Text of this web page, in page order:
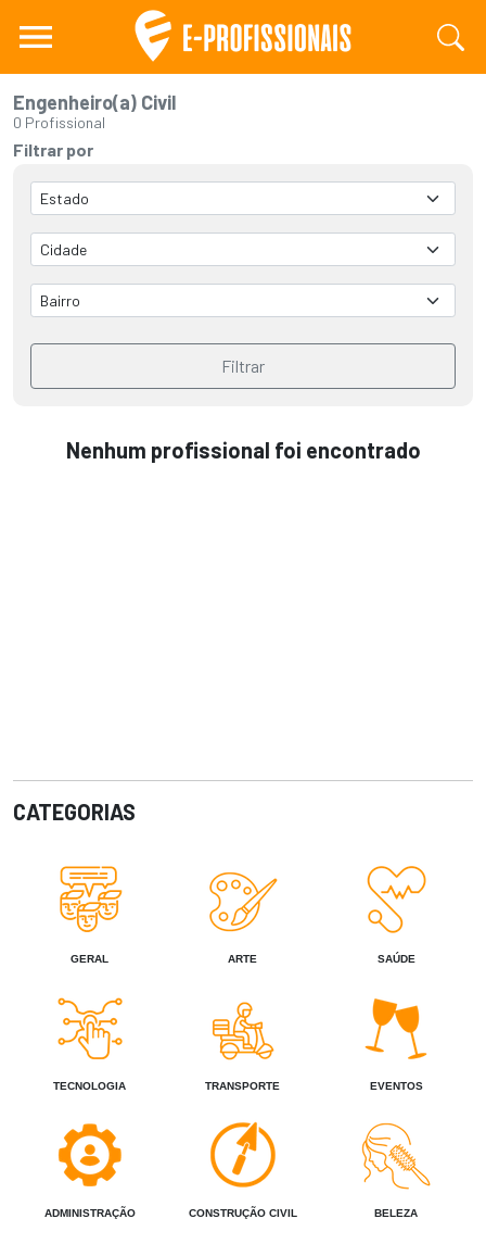
Engenheiro(a) Civil
0 Profissional
Filtrar por
Filtrar
Nenhum profissional foi encontrado
CATEGORIAS
GERAL ARTE SAÚDE
TECNOLOGIA TRANSPORTE EVENTOS
ADMINISTRAÇÃO CONSTRUÇÃO CIVIL BELEZA